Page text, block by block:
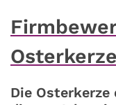
Die Osterkerze